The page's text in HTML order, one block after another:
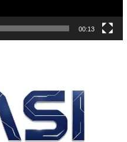
00:13